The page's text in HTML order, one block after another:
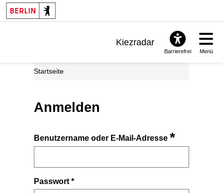
Kiezradar
Barrierefrei Menü
Startseite
Anmelden
Benutzername oder E-Mail-Adresse*
Passwort*